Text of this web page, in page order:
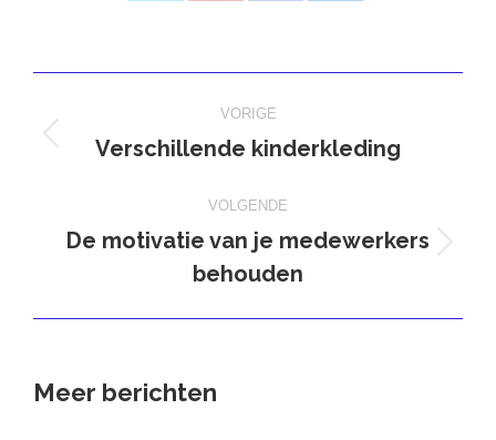
navigatie
VORIGE
Vorig
Verschillende kinderkleding
VOLGENDE
Volgend
bericht
De motivatie van je medewerkers
behouden
Meer berichten